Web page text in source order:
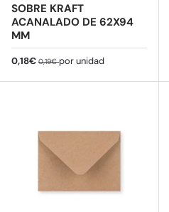
SOBRE KRAFT
ACANALADO DE 62X94
MM
Precio de venta
0,18€ Precio normal
0,19€por unidad